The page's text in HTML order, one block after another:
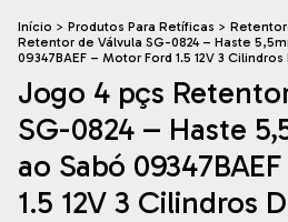
Início > Produtos Para Retíficas >
Retentor de Válvula SG-0824 – Haste
09347BAEF – Motor Ford 1.5 12V 3
Jogo 4 pçs
SG-0824 – Haste
ao Sabó
1.5 12V 3 Cilindros